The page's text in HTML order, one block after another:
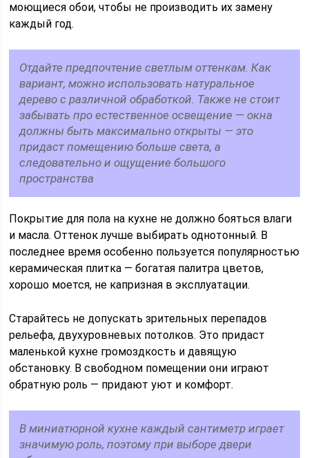
моющиеся обои, чтобы не производить их замену
каждый год.
Отдайте предпочтение светлым оттенкам. Как
вариант, можно использовать натуральное
дерево с различной обработкой. Также не стоит
забывать про естественное освещение — окна
должны быть максимально открыты — это
придаст помещению больше света, а
следовательно и ощущение большого
пространства
Покрытие для пола на кухне не должно бояться влаги
и масла. Оттенок лучше выбирать однотонный. В
последнее время особенно пользуется популярностью
керамическая плитка — богатая палитра цветов,
хорошо моется, не капризная в эксплуатации.
Старайтесь не допускать зрительных перепадов
рельефа, двухуровневых потолков. Это придаст
маленькой кухне громоздкость и давящую
обстановку. В свободном помещении они играют
обратную роль — придают уют и комфорт.
В миниатюрной кухне каждый сантиметр играет
значимую роль, поэтому при выборе двери